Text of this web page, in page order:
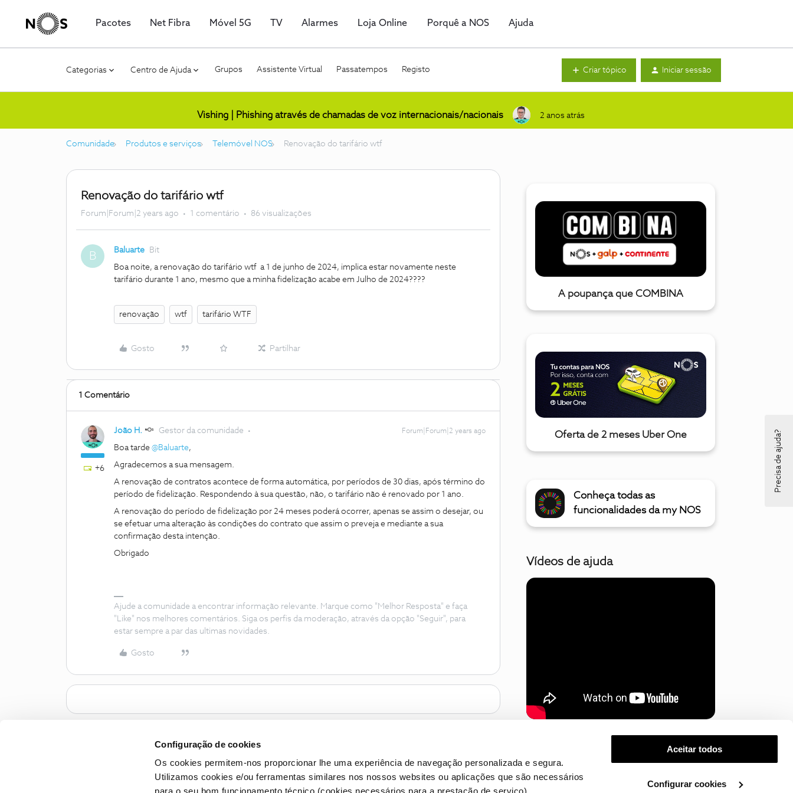
Configuração de cookies
Os cookies permitem-nos proporcionar lhe uma experiência de navegação personalizada e segura.
Utilizamos cookies e/ou ferramentas similares nos nossos websites ou aplicações que são necessários
Aceitar todos
Configurar cookies
Pacotes Net Fibra Móvel 5G TV Alarmes Loja Online Porquê a NOS Ajuda
Categorias Centro de Ajuda Grupos Assistente Virtual Passatempos Registo Criar tópico Iniciar sessão
Vishing | Phishing através de chamadas de voz internacionais/nacionais 2 anos atrás
Comunidade Produtos e serviços Telemóvel NOS Renovação do tarifário wtf
Renovação do tarifário wtf
Forum|Forum|2 years ago 1 comentário 86 visualizações
B Baluarte Bit
Boa noite, a renovação do tarifário wtf a 1 de junho de 2024, implica estar novamente neste
tarifário durante 1 ano, mesmo que a minha fidelização acabe em Julho de 2024????
renovação wtf tarifário WTF
Gosto Partilhar
1 Comentário
+6
João H. Gestor da comunidade Forum|Forum|2 years ago
Boa tarde @Baluarte,
Agradecemos a sua mensagem.
A renovação de contratos acontece de forma automática, por períodos de 30 dias, após término do
período de fidelização. Respondendo à sua questão, não, o tarifário não é renovado por 1 ano.
A renovação do período de fidelização por 24 meses poderá ocorrer, apenas se assim o desejar, ou
se efetuar uma alteração às condições do contrato que assim o preveja e mediante a sua
confirmação desta intenção.
Obrigado
Ajude a comunidade a encontrar informação relevante. Marque como "Melhor Resposta" e faça
"Like" nos melhores comentários. Siga os perfis da moderação, através da opção "Seguir", para
estar sempre a par das ultimas novidades.
Gosto
A poupança que COMBINA
Oferta de 2 meses Uber One
Conheça todas as
funcionalidades da my NOS
Vídeos de ajuda
Precisa de ajuda?